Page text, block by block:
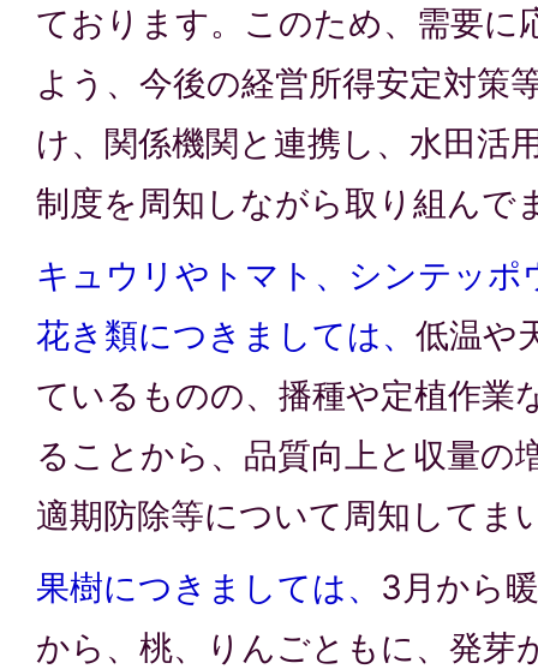
ております。このため、需要に
よう、今後の経営所得安定対策
け、関係機関と連携し、水田活
制度を周知しながら取り組んで
キュウリやトマト、シンテッポ
花き類につきましては、 低温や
ているものの、播種や定植作業
ることから、品質向上と収量の
適期防除等について周知してま
果樹につきましては、 3月から
から、桃、りんごともに、発芽